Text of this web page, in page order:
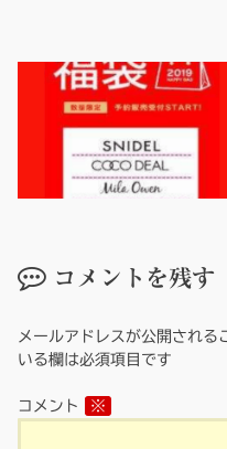
コメントを残す
メールアドレスが公開される
いる欄は必須項目です
コメント ※